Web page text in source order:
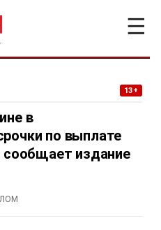
☰
13+
в
по выплате
издание